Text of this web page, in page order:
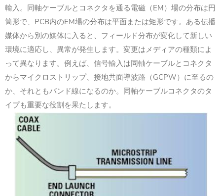
輸入。同軸ケーブルとコネクタを通る電磁（EM）場の分布は円
筒形で、 PCB内のEM場の分布は平面または矩形です。ある伝播
媒体から別の媒体に入ると、フィールド分布が変化して新しい
環境に適応し、異常が発生します。変更はメディアの種類によ
って異なります。例えば、信号輸入は同軸ケーブルとコネクタ
からマイクロストリップ、接地共面導波路（GCPW）に至るの
か、それともバンド線になるのか。同軸ケーブルコネクタのタ
イプも重要な役割を果たします。